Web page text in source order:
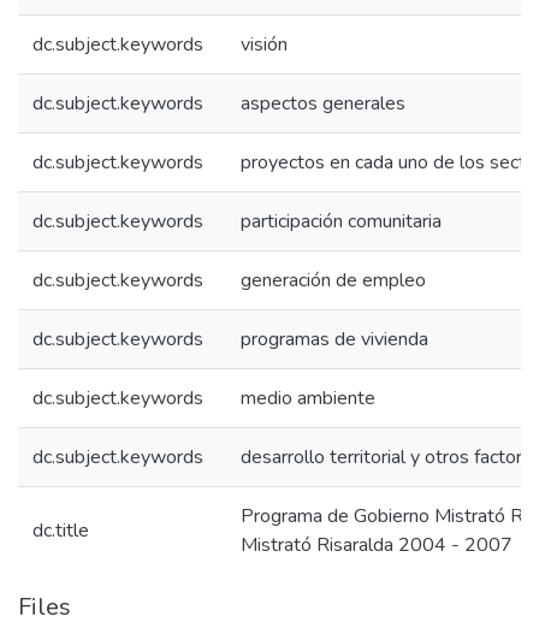
dc.subject.keywords visión
dc.subject.keywords aspectos generales
dc.subject.keywords proyectos en cada uno de los
dc.subject.keywords participación comunitaria
dc.subject.keywords generación de empleo
dc.subject.keywords programas de vivienda
dc.subject.keywords medio ambiente
dc.subject.keywords desarrollo territorial y otros
dc.title
Programa de Gobierno Mistrató
Mistrató Risaralda 2004 - 2007
Files